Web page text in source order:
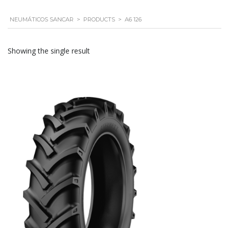
NEUMÁTICOS SANCAR > PRODUCTS > A6 126
Showing the single result